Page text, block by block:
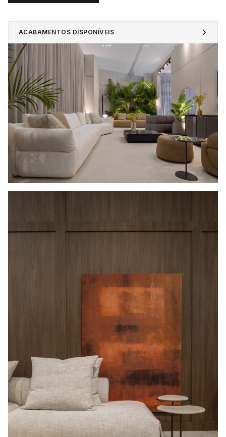
ACABAMENTOS DISPONÍVEIS